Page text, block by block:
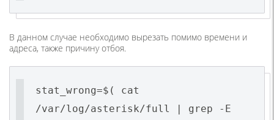
В данном случае необходимо вырезать помимо времени и
адреса, также причину отбоя.
stat_wrong=$( cat
/var/log/asterisk/full | grep -E